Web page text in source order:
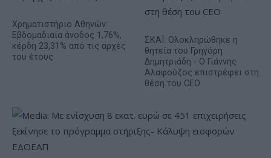
Χρηματιστήριο Αθηνών:
Εβδομαδιαία άνοδος 1,76%,
κέρδη 23,31% από τις αρχές
του έτους
ΣΚΑΪ: Ολοκληρώθηκε η
θητεία του Γρηγόρη
Δημητριάδη - Ο Γιάννης
Αλαφούζος επιστρέφει στη
θέση του CEO